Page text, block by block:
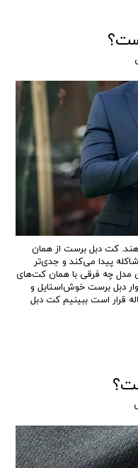
کت دبل برست از همان
پیدا می‌کند و جدی‌تر
مدل چه فرقی با همان کت‌های
دبل برست خوش‌استایل و
قرار است ببینیم کت دبل